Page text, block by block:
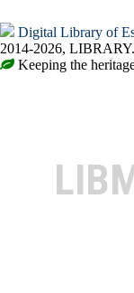
Digital Library of
2014-2026,
Keeping the